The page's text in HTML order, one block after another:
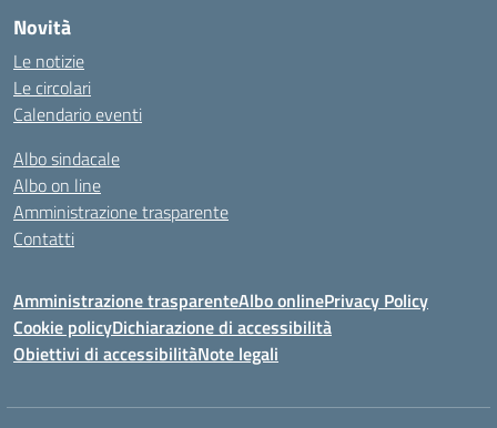
Novità
Le notizie
Le circolari
Calendario eventi
Albo sindacale
Albo on line
Amministrazione trasparente
Contatti
Amministrazione trasparenteAlbo onlinePrivacy Policy
Cookie policyDichiarazione di accessibilità
Obiettivi di accessibilitàNote legali